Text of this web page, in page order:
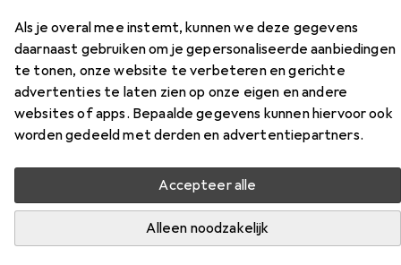
Als je overal mee instemt, kunnen we deze gegevens
daarnaast gebruiken om je gepersonaliseerde aanbiedingen
te tonen, onze website te verbeteren en gerichte
advertenties te laten zien op onze eigen en andere
websites of apps. Bepaalde gegevens kunnen hiervoor ook
worden gedeeld met derden en advertentiepartners.
Accepteer alle
Alleen noodzakelijk
Accessoires voor Relaxdays
Schoenenrek
Vind bijpassende accessoires voor de Relaxdays
Schoenenrek uit de categorie Meubelglijders +
beschermende buffers.
Relevantie
Productlijst